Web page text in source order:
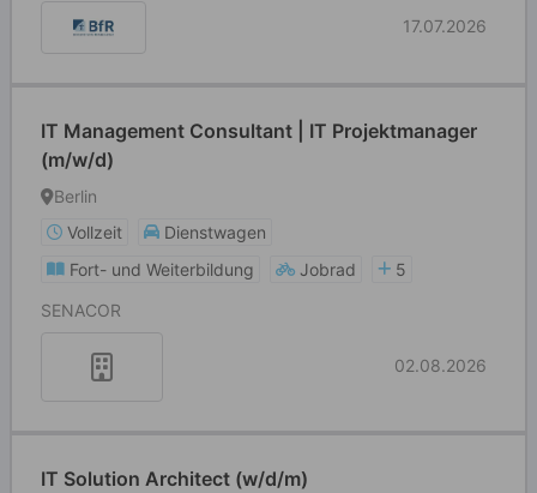
17.07.2026
IT Management Consultant | IT Projektmanager
(m/w/d)
Berlin
Vollzeit
Dienstwagen
Fort- und Weiterbildung
Jobrad
5
SENACOR
02.08.2026
IT Solution Architect (w/d/m)